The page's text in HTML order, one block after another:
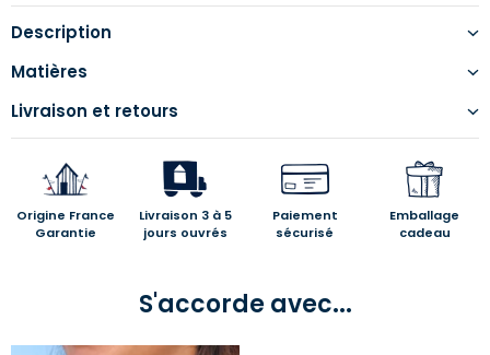
Description
Matières
Livraison et retours
Origine France
Garantie
Livraison 3 à 5
jours ouvrés
Paiement
sécurisé
Emballage
cadeau
S'accorde avec...